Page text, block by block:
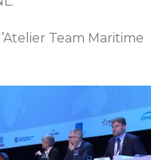
Team Maritime